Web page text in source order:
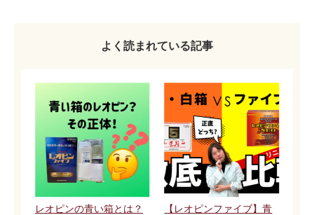
よく読まれている記事
レオピンの青い箱とは？
【レオピンファイブ】青